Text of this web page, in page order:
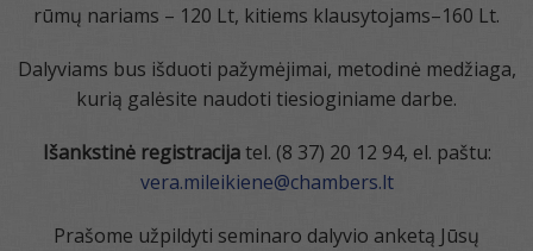
rūmų nariams – 120 Lt, kitiems klausytojams–160 Lt.
Dalyviams bus išduoti pažymėjimai, metodinė medžiaga,
kurią galėsite naudoti tiesioginiame darbe.
Išankstinė registracijatel. (8 37) 20 12 94, el. paštu:
vera.mileikiene@chambers.lt
Prašome užpildyti seminaro dalyvio anketą Jūsų